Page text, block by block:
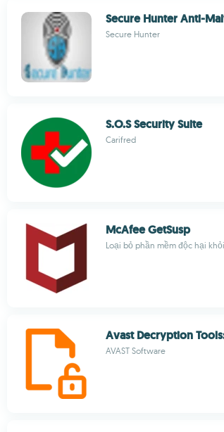
Secure Hunter Anti-
Secure Hunter
S.O.S Security Suite
Carifred
McAfee GetSusp
Loại bỏ phần mềm độc hại
Avast Decryption
AVAST Software